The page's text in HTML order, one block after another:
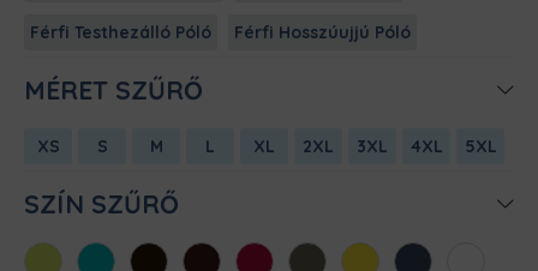
Férfi Testhezálló Póló Férfi Hosszúujjú Póló
MÉRET SZŰRŐ
XS S M L XL 2XL 3XL 4XL 5XL
SZÍN SZŰRŐ
AlmazöldAtollkékBarnaBordóChili Cink Citromsárga
Denim